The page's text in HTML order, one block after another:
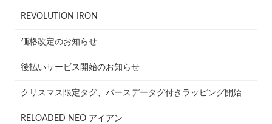
REVOLUTION IRON
価格改定のお知らせ
後払いサービス開始のお知らせ
クリスマス限定タグ、バースデータグ付きラッピング開始
RELOADED NEO アイアン